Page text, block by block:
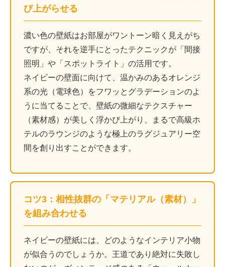
び上がらせる
濃い色の壁紙はお部屋がワントーン暗く見えがち
ですが、それを逆手にとったテクニックが「間接
照明」や「スポットライト」の活用です。
ネイビーの壁面に向けて、温かみのあるオレンジ
系の光（電球色）をフワッとグラデーションのよ
うに当てることで、壁紙の微細なテクスチャー
（素材感）が美しく浮かび上がり、まるで高級ホ
テルのラウンジのような極上のラグジュアリー空
間を創り出すことができます。
コツ3：相性抜群の「マテリアル（素材）」
を組み合わせる
ネイビーの壁紙には、どのようなインテリア小物
が似合うのでしょうか。王道であり絶対に失敗し